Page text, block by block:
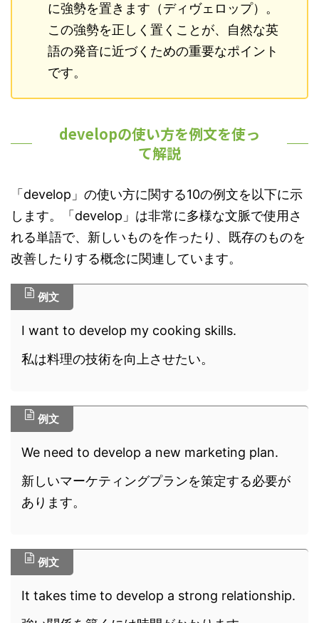
に強勢を置きます（ディヴェロップ）。
この強勢を正しく置くことが、自然な英
語の発音に近づくための重要なポイント
です。
developの使い方を例文を使っ
て解説
「develop」の使い方に関する10の例文を以下に示
します。「develop」は非常に多様な文脈で使用さ
れる単語で、新しいものを作ったり、既存のものを
改善したりする概念に関連しています。
例文
I want to develop my cooking skills.
私は料理の技術を向上させたい。
例文
We need to develop a new marketing plan.
新しいマーケティングプランを策定する必要が
あります。
例文
It takes time to develop a strong relationship.